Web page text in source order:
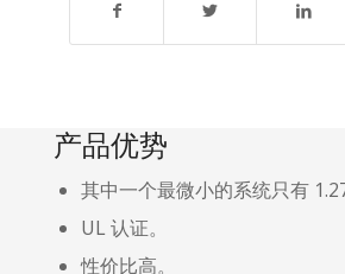
产品优势
其中一个最微小的系统只有
UL 认证。
性价比高。